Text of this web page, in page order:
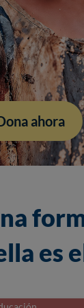
ahora
es